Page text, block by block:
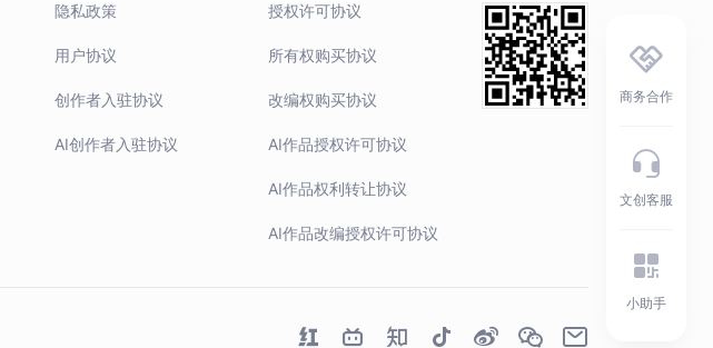
隐私政策
用户协议
创作者入驻协议
AI创作者入驻协议
授权许可协议
所有权购买协议
改编权购买协议
AI作品授权许可协议
AI作品权利转让协议
AI作品改编授权许可协议
商务合作
文创客服
小助手